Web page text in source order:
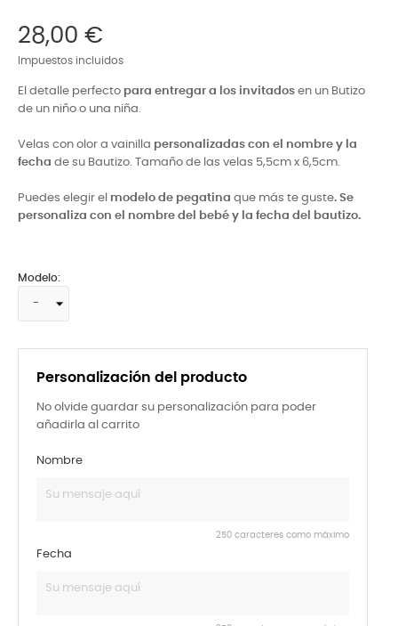
28,00 €
Impuestos incluidos
El detalle perfecto para entregar a los invitados en un Butizo
de un niño o una niña.
Velas con olor a vainilla personalizadas con el nombre y la
fecha de su Bautizo. Tamaño de las velas 5,5cm x 6,5cm.
Puedes elegir el modelo de pegatina que más te guste. Se
personaliza con el nombre del bebé y la fecha del bautizo.
Personalización del producto
No olvide guardar su personalización para poder
añadirla al carrito
Nombre
250 caracteres como máximo
Fecha
Modelo: